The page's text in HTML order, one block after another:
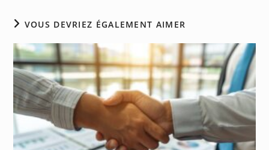
VOUS DEVRIEZ ÉGALEMENT AIMER